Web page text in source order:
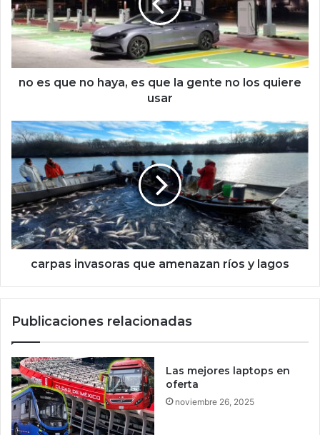
q
u
e
n
o
a
,
e
q
u
e
l
a
e
l
o
s
q
u
no es que no haya, es que la gente no los quiere
usar
c
a
r
a
s
i
n
v
a
u
e
a
m
e
carpas invasoras que amenazan ríos y lagos
Publicaciones relacionadas
Las mejores laptops en
oferta
noviembre 26, 2025